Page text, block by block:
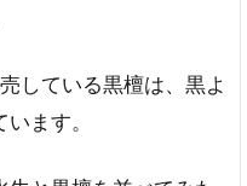
売している黒檀は、黒よ
ます。